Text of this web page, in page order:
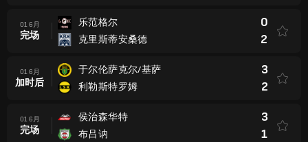
01 6月
完场
乐范格尔
克里斯蒂安桑德
0
2
01 6月
加时后
于尔伦萨克尔/基萨
利勒斯特罗姆
3
2
01 6月
完场
侯治森华特
布吕讷
3
1